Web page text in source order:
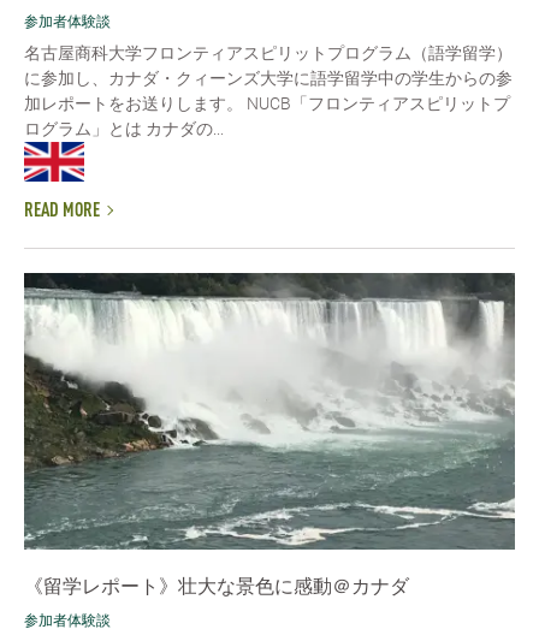
参加者体験談
名古屋商科大学フロンティアスピリットプログラム（語学留学）
に参加し、カナダ・クィーンズ大学に語学留学中の学生からの参
加レポートをお送りします。 NUCB「フロンティアスピリットプ
ログラム」とは カナダの...
READ MORE
《留学レポート》壮大な景色に感動＠カナダ
参加者体験談